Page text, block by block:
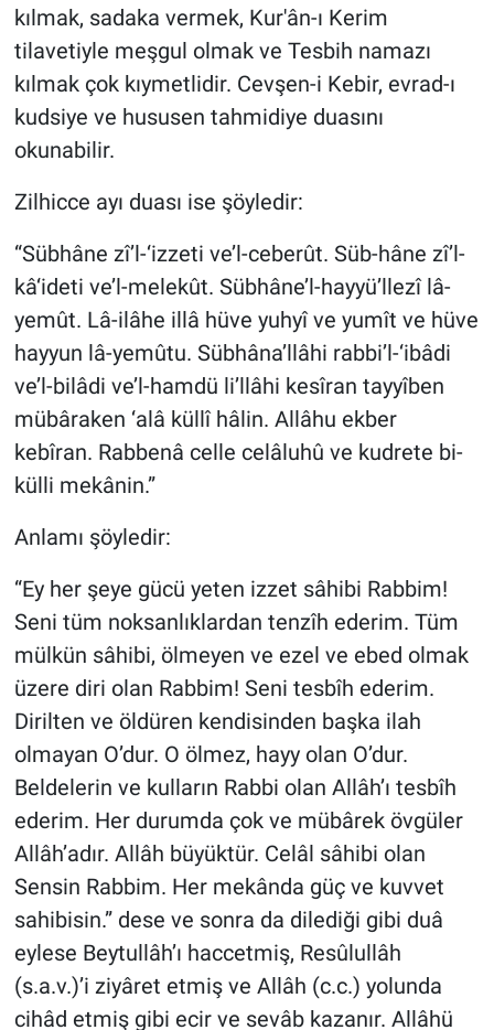
kılmak, sadaka vermek, Kur'ân-ı Kerim
tilavetiyle meşgul olmak ve Tesbih namazı
kılmak çok kıymetlidir. Cevşen-i Kebir, evrad-ı
kudsiye ve hususen tahmidiye duasını
okunabilir.
Zilhicce ayı duası ise şöyledir:
“Sübhâne zî’l-‘izzeti ve’l-ceberût. Süb-hâne zî’l-
kâ‘ideti ve’l-melekût. Sübhâne’l-hayyü’llezî lâ-
yemût. Lâ-ilâhe illâ hüve yuhyî ve yumît ve hüve
hayyun lâ-yemûtu. Sübhâna’llâhi rabbi’l-‘ibâdi
ve’l-bilâdi ve’l-hamdü li’llâhi kesîran tayyîben
mübâraken ‘alâ küllî hâlin. Allâhu ekber
kebîran. Rabbenâ celle celâluhû ve kudrete bi-
külli mekânin.”
Anlamı şöyledir:
“Ey her şeye gücü yeten izzet sâhibi Rabbim!
Seni tüm noksanlıklardan tenzîh ederim. Tüm
mülkün sâhibi, ölmeyen ve ezel ve ebed olmak
üzere diri olan Rabbim! Seni tesbîh ederim.
Dirilten ve öldüren kendisinden başka ilah
olmayan O’dur. O ölmez, hayy olan O’dur.
Beldelerin ve kulların Rabbi olan Allâh’ı tesbîh
ederim. Her durumda çok ve mübârek övgüler
Allâh’adır. Allâh büyüktür. Celâl sâhibi olan
Sensin Rabbim. Her mekânda güç ve kuvvet
sahibisin.” dese ve sonra da dilediği gibi duâ
eylese Beytullâh’ı haccetmiş, Resûlullâh
(s.a.v.)’i ziyâret etmiş ve Allâh (c.c.) yolunda
cihâd etmiş gibi ecir ve sevâb kazanır. Allâhü